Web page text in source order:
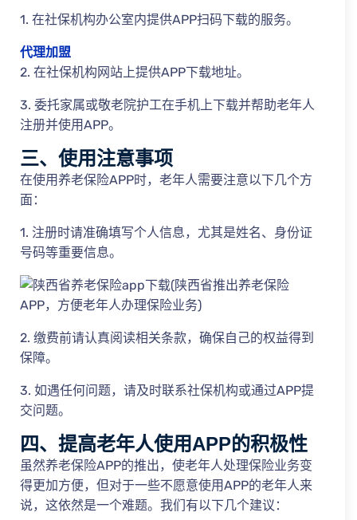
1. 在社保机构办公室内提供APP扫码下载的服务。
代理加盟
2. 在社保机构网站上提供APP下载地址。
3. 委托家属或敬老院护工在手机上下载并帮助老年人
注册并使用APP。
三、使用注意事项
在使用养老保险APP时，老年人需要注意以下几个方
面：
1. 注册时请准确填写个人信息，尤其是姓名、身份证
号码等重要信息。
2. 缴费前请认真阅读相关条款，确保自己的权益得到
保障。
3. 如遇任何问题，请及时联系社保机构或通过APP提
交问题。
四、提高老年人使用APP的积极性
虽然养老保险APP的推出，使老年人处理保险业务变
得更加方便，但对于一些不愿意使用APP的老年人来
说，这依然是一个难题。我们有以下几个建议：